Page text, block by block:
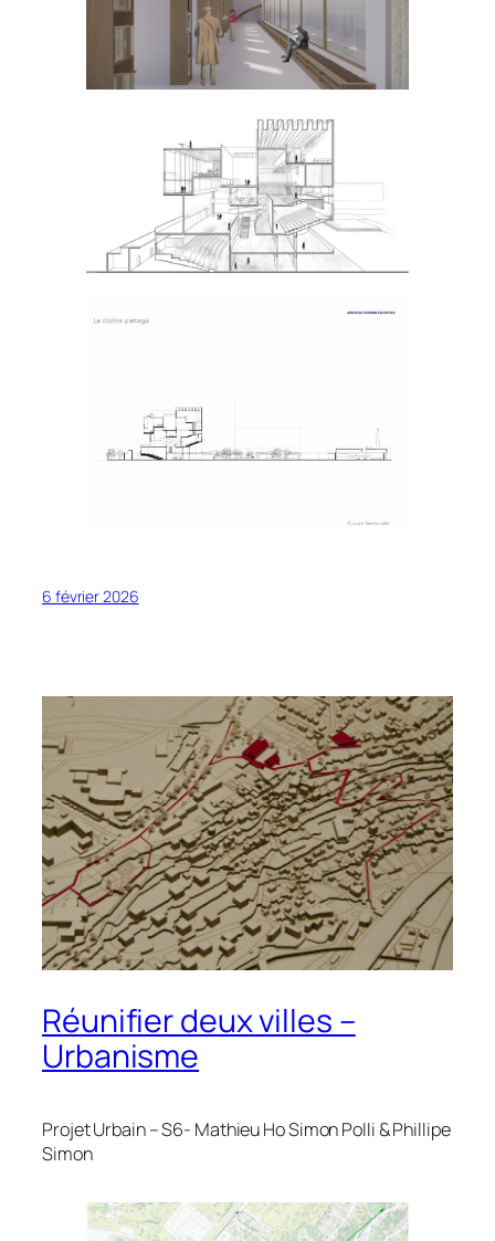
6 février 2026
Réunifier deux villes –
Urbanisme
Projet Urbain – S6- Mathieu Ho Simon Polli & Phillipe
Simon